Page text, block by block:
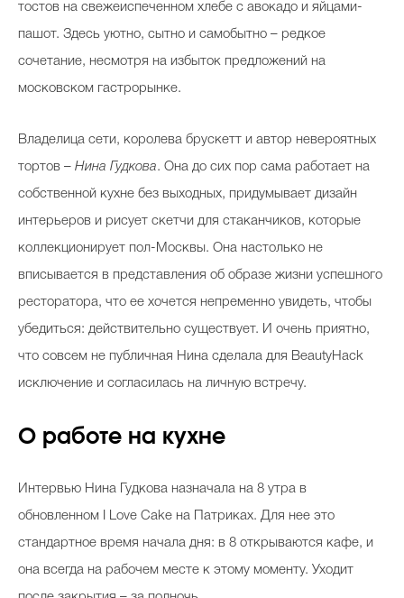
тостов на свежеиспеченном хлебе с авокадо и яйцами-
пашот. Здесь уютно, сытно и самобытно – редкое
сочетание, несмотря на избыток предложений на
московском гастрорынке.
Владелица сети, королева брускетт и автор невероятных
тортов – Нина Гудкова. Она до сих пор сама работает на
собственной кухне без выходных, придумывает дизайн
интерьеров и рисует скетчи для стаканчиков, которые
коллекционирует пол-Москвы. Она настолько не
вписывается в представления об образе жизни успешного
ресторатора, что ее хочется непременно увидеть, чтобы
убедиться: действительно существует. И очень приятно,
что совсем не публичная Нина сделала для BeautyHack
исключение и согласилась на личную встречу.
О работе на кухне
Интервью Нина Гудкова назначала на 8 утра в
обновленном I Love Cake на Патриках. Для нее это
стандартное время начала дня: в 8 открываются кафе, и
она всегда на рабочем месте к этому моменту. Уходит